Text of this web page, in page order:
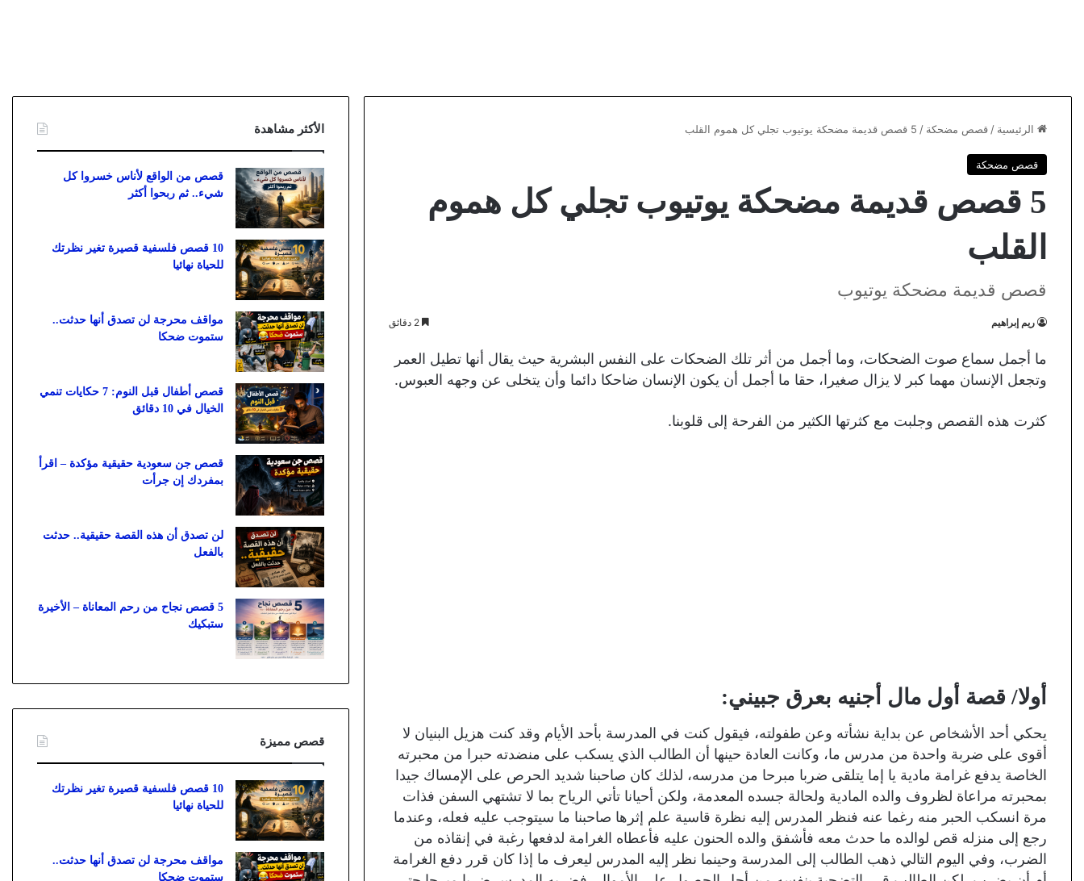
الرئيسية / قصص مضحكة / 5 قصص قديمة مضحكة يوتيوب تجلي كل هموم القلب
قصص مضحكة
5 قصص قديمة مضحكة يوتيوب تجلي كل هموم
القلب
قصص قديمة مضحكة يوتيوب
ريم إبراهيم
ما أجمل سماع صوت الضحكات، وما أجمل من أثر تلك الضحكات على النفس البشرية حيث يقال أنها تطيل العمر
وتجعل الإنسان مهما كبر لا يزال صغيرا، حقا ما أجمل أن يكون الإنسان ضاحكا دائما وأن يتخلى عن وجهه العبوس.
كثرت هذه القصص وجلبت مع كثرتها الكثير من الفرحة إلى قلوبنا.
أولا/ قصة أول مال أجنيه بعرق جبيني:
يحكي أحد الأشخاص عن بداية نشأته وعن طفولته، فيقول كنت في المدرسة بأحد الأيام وقد كنت هزيل البنيان لا
أقوى على ضربة واحدة من مدرس ما، وكانت العادة حينها أن الطالب الذي يسكب على منضدته حبرا من محبرته
الخاصة يدفع غرامة مادية يا إما يتلقى ضربا مبرحا من مدرسه، لذلك كان صاحبنا شديد الحرص على الإمساك جيدا
بمحبرته مراعاة لظروف والده المادية ولحالة جسده المعدمة، ولكن أحيانا تأتي الرياح بما لا تشتهي السفن فذات
مرة انسكب الحبر منه رغما عنه فنظر المدرس إليه نظرة قاسية علم إثرها صاحبنا ما سيتوجب عليه فعله، وعندما
رجع إلى منزله قص لوالده ما حدث معه فأشفق والده الحنون عليه فأعطاه الغرامة لدفعها رغبة في إنقاذه من
الضرب، وفي اليوم التالي ذهب الطالب إلى المدرسة وحينما نظر إليه المدرس ليعرف ما إذا كان قرر دفع الغرامة
الأكثر مشاهدة
قصص من الواقع لأناس خسروا كل
شيء.. ثم ربحوا أكثر
10 قصص فلسفية قصيرة تغير نظرتك
للحياة نهائيا
مواقف محرجة لن تصدق أنها حدثت..
ستموت ضحكا
قصص أطفال قبل النوم: 7 حكايات تنمي
الخيال في 10 دقائق
قصص جن سعودية حقيقية مؤكدة – اقرأ
بمفردك إن جرأت
لن تصدق أن هذه القصة حقيقية.. حدثت
بالفعل
5 قصص نجاح من رحم المعاناة – الأخيرة
ستبكيك
قصص مميزة
10 قصص فلسفية قصيرة تغير نظرتك
للحياة نهائيا
مواقف محرجة لن تصدق أنها حدثت..
ستموت ضحكا